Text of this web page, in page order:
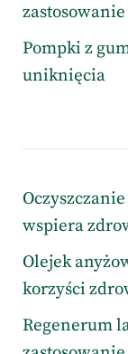
Pompki z
uniknięcia
wspiera
Olejek
korzyści
Regenerum